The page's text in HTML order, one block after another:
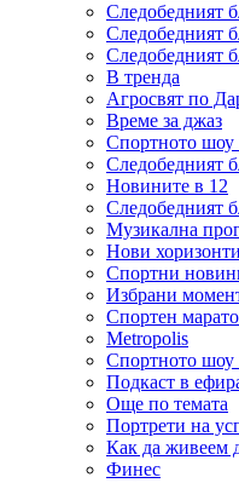
Следобедният
Следобедният
Следобедният
В тренда
Агросвят по
Време за джаз
Спортното шоу
Следобедният
Новините в 12
Следобедният
Музикална
Нови
Спортни
Избрани
Спортен
Metropolis
Спортното шоу
Подкаст в
Още по темата
Портрети на
Как да живеем
Финес